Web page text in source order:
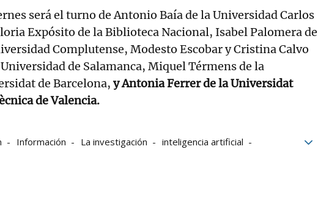
será el turno de Antonio Baía de la Universidad Carlos
Expósito de la Biblioteca Nacional, Isabel Palomera de
Complutense, Modesto Escobar y Cristina Calvo
de Salamanca, Miquel Térmens de la
de Barcelona, y Antonia Ferrer de la Universidat
de Valencia.
Información La investigación
inteligencia artificial